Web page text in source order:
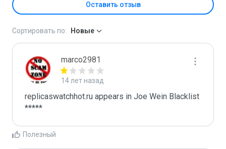
Оставить отзыв
Сортировать по: Новые
marco2981
14 лет назад
replicaswatchhot.ru appears in Joe Wein Blacklist
*****
Полезный